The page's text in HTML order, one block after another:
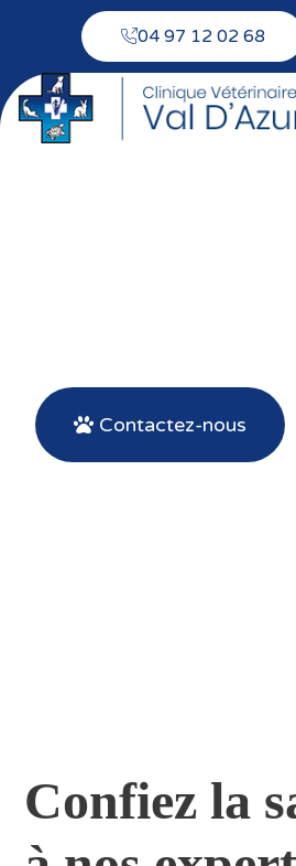
04 97 12 02 68
Contactez-nous
Confiez la